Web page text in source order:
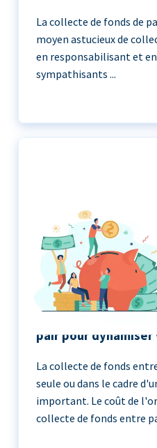
La collecte de fonds de
moyen astucieux de
en responsabilisant et
sympathisants ...
pair pour
La collecte de fonds
seule ou dans le cadre
important. Le coût de
collecte de fonds entre